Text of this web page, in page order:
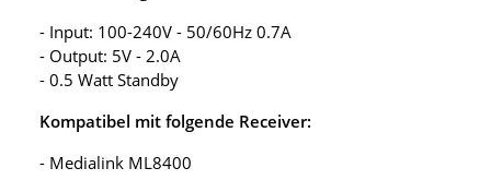
- Input: 100-240V - 50/60Hz 0.7A
- Output: 5V - 2.0A
- 0.5 Watt Standby
Kompatibel mit folgende Receiver:
- Medialink ML8400